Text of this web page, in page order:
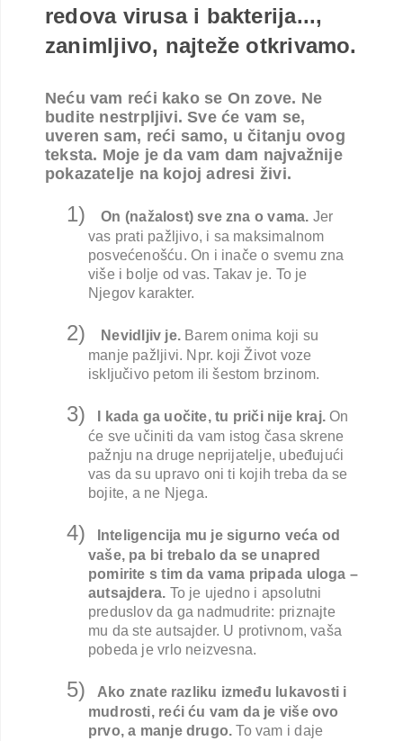
redova virusa i bakterija...,
zanimljivo, najteže otkrivamo.
Neću vam reći kako se On zove. Ne
budite nestrpljivi. Sve će vam se,
uveren sam, reći samo, u čitanju ovog
teksta. Moje je da vam dam najvažnije
pokazatelje na kojoj adresi živi.
1) On (nažalost) sve zna o vama. Jer
vas prati pažljivo, i sa maksimalnom
posvećenošću. On i inače o svemu zna
više i bolje od vas. Takav je. To je
Njegov karakter.
2) Nevidljiv je. Barem onima koji su
manje pažljivi. Npr. koji Život voze
isključivo petom ili šestom brzinom.
3) I kada ga uočite, tu priči nije kraj.On
će sve učiniti da vam istog časa skrene
pažnju na druge neprijatelje, ubeđujući
vas da su upravo oni ti kojih treba da se
bojite, a ne Njega.
4)
Inteligencija mu je sigurno veća od
vaše, pa bi trebalo da se unapred
pomirite s tim da vama pripada uloga –
autsajdera. To je ujedno i apsolutni
preduslov da ga nadmudrite: priznajte
mu da ste autsajder. U protivnom, vaša
pobeda je vrlo neizvesna.
5)
Ako znate razliku između lukavosti i
mudrosti, reći ću vam da je više ovo
prvo, a manje drugo.To vam i daje